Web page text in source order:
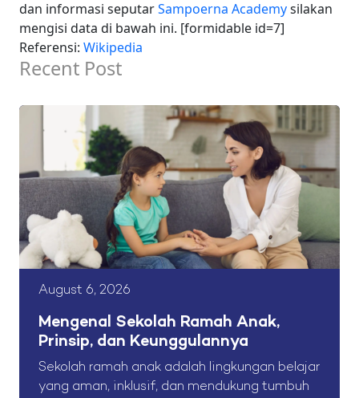
dan informasi seputarSampoerna Academysilakan
mengisi data di bawah ini. [formidable id=7]
Referensi: Wikipedia
Recent Post
August 6, 2026
Mengenal Sekolah Ramah Anak,
Prinsip, dan Keunggulannya
Sekolah ramah anak adalah lingkungan belajar
yang aman, inklusif, dan mendukung tumbuh